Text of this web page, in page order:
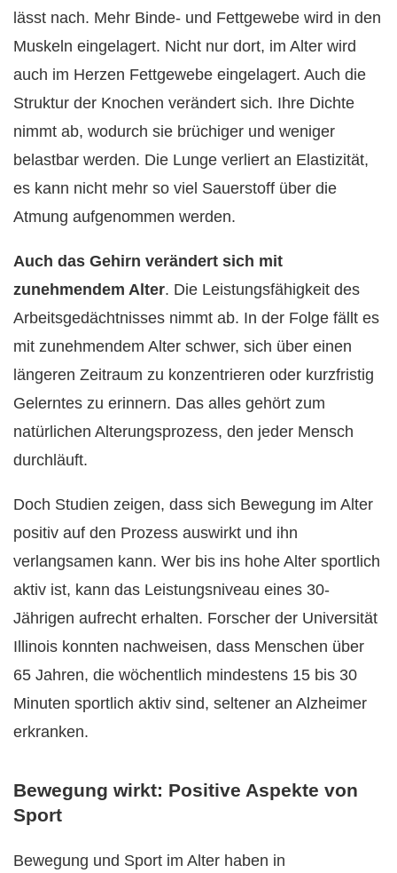
lässt nach. Mehr Binde- und Fettgewebe wird in den
Muskeln eingelagert. Nicht nur dort, im Alter wird
auch im Herzen Fettgewebe eingelagert. Auch die
Struktur der Knochen verändert sich. Ihre Dichte
nimmt ab, wodurch sie brüchiger und weniger
belastbar werden. Die Lunge verliert an Elastizität,
es kann nicht mehr so viel Sauerstoff über die
Atmung aufgenommen werden.
Auch das Gehirn verändert sich mit
zunehmendem Alter. Die Leistungsfähigkeit des
Arbeitsgedächtnisses nimmt ab. In der Folge fällt es
mit zunehmendem Alter schwer, sich über einen
längeren Zeitraum zu konzentrieren oder kurzfristig
Gelerntes zu erinnern. Das alles gehört zum
natürlichen Alterungsprozess, den jeder Mensch
durchläuft.
Doch Studien zeigen, dass sich Bewegung im Alter
positiv auf den Prozess auswirkt und ihn
verlangsamen kann. Wer bis ins hohe Alter sportlich
aktiv ist, kann das Leistungsniveau eines 30-
Jährigen aufrecht erhalten. Forscher der Universität
Illinois konnten nachweisen, dass Menschen über
65 Jahren, die wöchentlich mindestens 15 bis 30
Minuten sportlich aktiv sind, seltener an Alzheimer
erkranken.
Bewegung wirkt: Positive Aspekte von
Sport
Bewegung und Sport im Alter haben in